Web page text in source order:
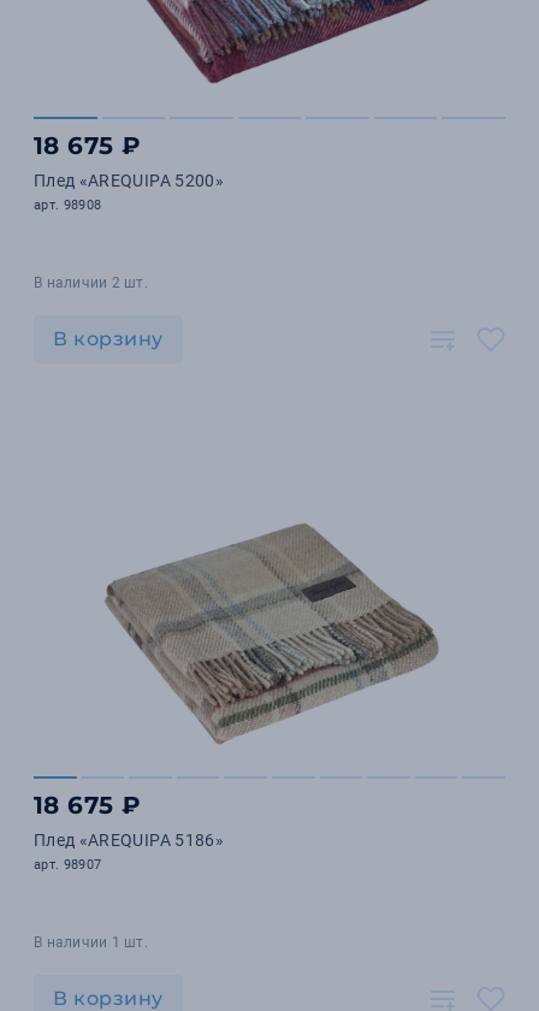
18 675 ₽
Плед «AREQUIPA 5200»
арт. 98908
В наличии 2 шт.
В корзину
18 675 ₽
Плед «AREQUIPA 5186»
арт. 98907
В наличии 1 шт.
В корзину